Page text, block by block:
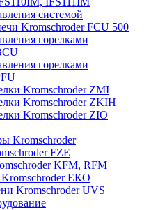
системой
Kromschroder FCU 500
горелками
горелками
Kromschroder ZМI
Kromschroder ZKIH
Kromschroder ZIO
Kromschroder
FZE
KFM, RFM
ЕКО
Kromschroder UVS